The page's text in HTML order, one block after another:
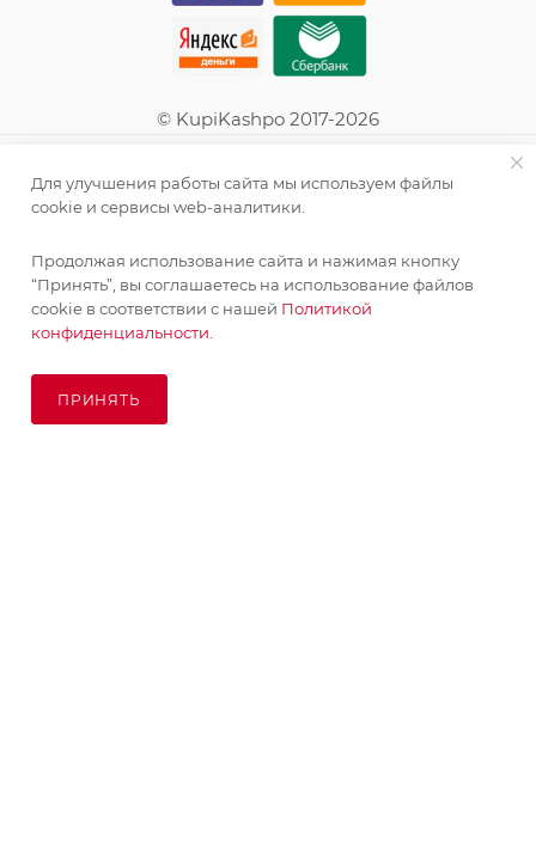
© KupiKashpo 2017-2026
ПОМОЩЬ
ПОДПИСАТЬСЯ НА РАССЫЛКУ
Для улучшения работы сайта мы используем файлы
cookie и сервисы web-аналитики.
Продолжая использование сайта и нажимая кнопку
“Принять”, вы соглашаетесь на использование файлов
cookie в соответствии с нашей Политикой
конфиденциальности.
ПРИНЯТЬ